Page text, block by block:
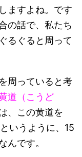
ますよね。です
の話で、私たち
るぐると周って
周っていると考
黄道（こうど
、この黄道を
いうように、15
んです。